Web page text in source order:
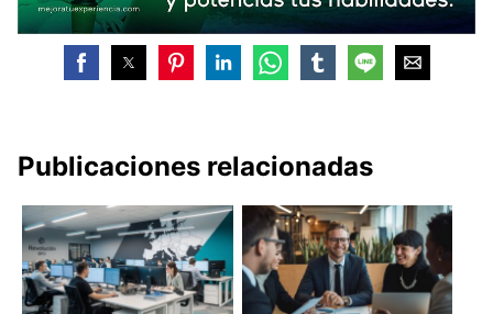
Publicaciones relacionadas